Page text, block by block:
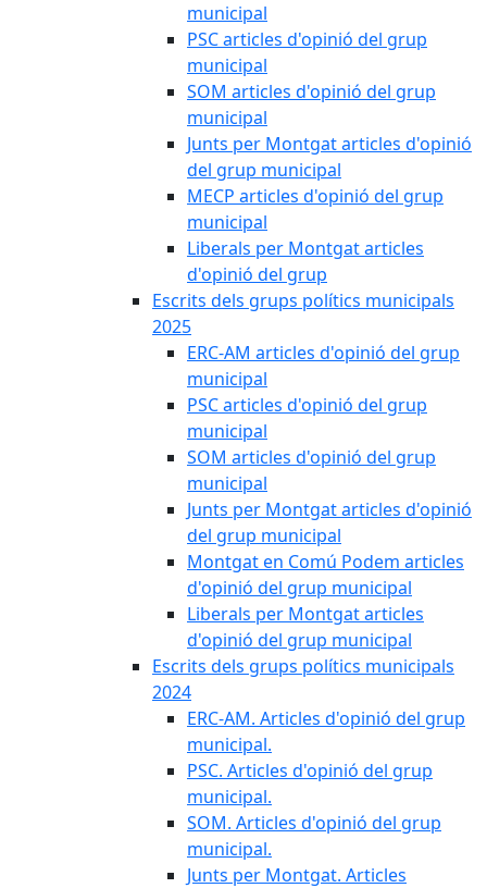
municipal
PSC articles d'opinió del grup
municipal
SOM articles d'opinió del grup
municipal
Junts per Montgat articles d'opinió
del grup municipal
MECP articles d'opinió del grup
municipal
Liberals per Montgat articles
d'opinió del grup
Escrits dels grups polítics municipals
2025
ERC-AM articles d'opinió del grup
municipal
PSC articles d'opinió del grup
municipal
SOM articles d'opinió del grup
municipal
Junts per Montgat articles d'opinió
del grup municipal
Montgat en Comú Podem articles
d'opinió del grup municipal
Liberals per Montgat articles
d'opinió del grup municipal
Escrits dels grups polítics municipals
2024
ERC-AM. Articles d'opinió del grup
municipal.
PSC. Articles d'opinió del grup
municipal.
SOM. Articles d'opinió del grup
municipal.
Junts per Montgat. Articles